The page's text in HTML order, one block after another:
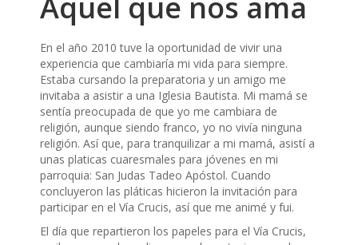
En el año 2010 tuve la oportunidad de vivir una
experiencia que cambiaría mi vida para siempre.
Estaba cursando la preparatoria y un amigo me
invitaba a asistir a una Iglesia Bautista. Mi mamá se
sentía preocupada de que yo me cambiara de
religión, aunque siendo franco, yo no vivía ninguna
religión. Así que, para tranquilizar a mi mamá, asistí a
unas platicas cuaresmales para jóvenes en mi
parroquia: San Judas Tadeo Apóstol. Cuando
concluyeron las pláticas hicieron la invitación para
participar en el Vía Crucis, así que me animé y fui.
El día que repartieron los papeles para el Vía Crucis,